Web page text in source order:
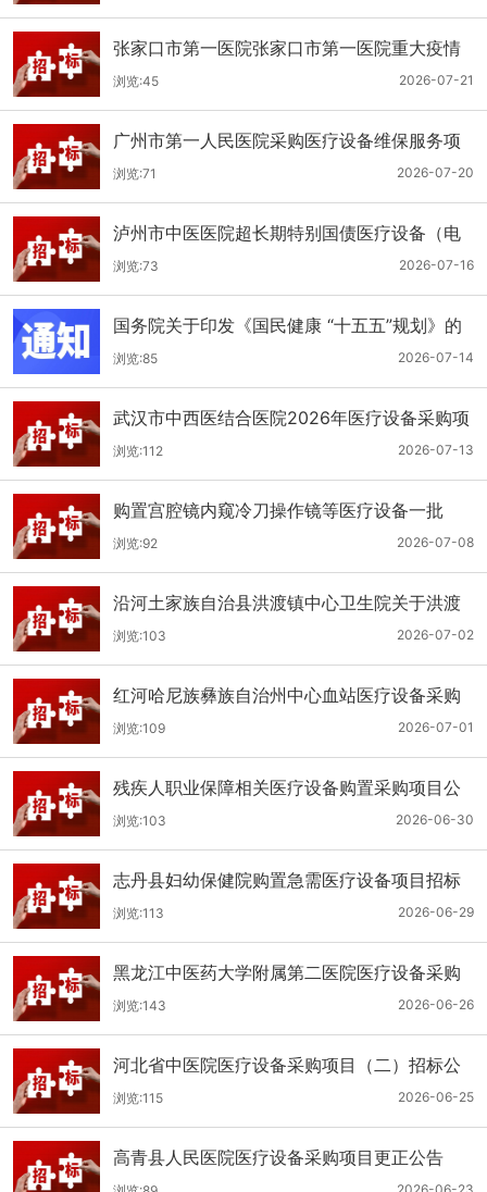
张家口市第一医院张家口市第一医院重大疫情
救治基地手术室及重症监护室医疗设备采购项
目更正公告
2026-07-21
浏览:45
广州市第一人民医院采购医疗设备维保服务项
目（2026年第1批）(二次)（项目编号：GZSY-
2026FW-06）采购更正公告
2026-07-20
浏览:71
泸州市中医医院超长期特别国债医疗设备（电
子胃肠镜系统）采购更正公告（第二次）2026-07-16
浏览:73
国务院关于印发《国民健康 “十五五”规划》的
通知
2026-07-14
浏览:85
武汉市中西医结合医院2026年医疗设备采购项
目四公开招标公告
2026-07-13
浏览:112
购置宫腔镜内窥冷刀操作镜等医疗设备一批
（双盲+远程异地+分散）
2026-07-08
浏览:92
沿河土家族自治县洪渡镇中心卫生院关于洪渡
镇中心卫生院县域医疗次中心医疗设备采购项
目的公开招标公告
2026-07-02
浏览:103
红河哈尼族彝族自治州中心血站医疗设备采购
（二次）公开招标公告
2026-07-01
浏览:109
残疾人职业保障相关医疗设备购置采购项目公
开招标招标公告
2026-06-30
浏览:103
志丹县妇幼保健院购置急需医疗设备项目招标
公告
2026-06-29
浏览:113
黑龙江中医药大学附属第二医院医疗设备采购
(二次)招标公告
2026-06-26
浏览:143
河北省中医院医疗设备采购项目（二）招标公
告
2026-06-25
浏览:115
高青县人民医院医疗设备采购项目更正公告